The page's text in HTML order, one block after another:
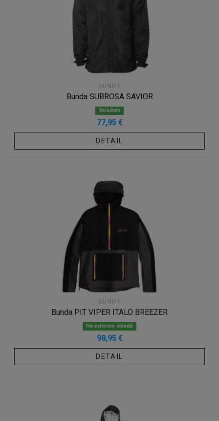
BUNDY
Bunda SUBROSA SAVIOR
Skladem
77,95 €
DETAIL
BUNDY
Bunda PIT VIPER ITALO BREEZER
Na externím skladě
98,95 €
DETAIL